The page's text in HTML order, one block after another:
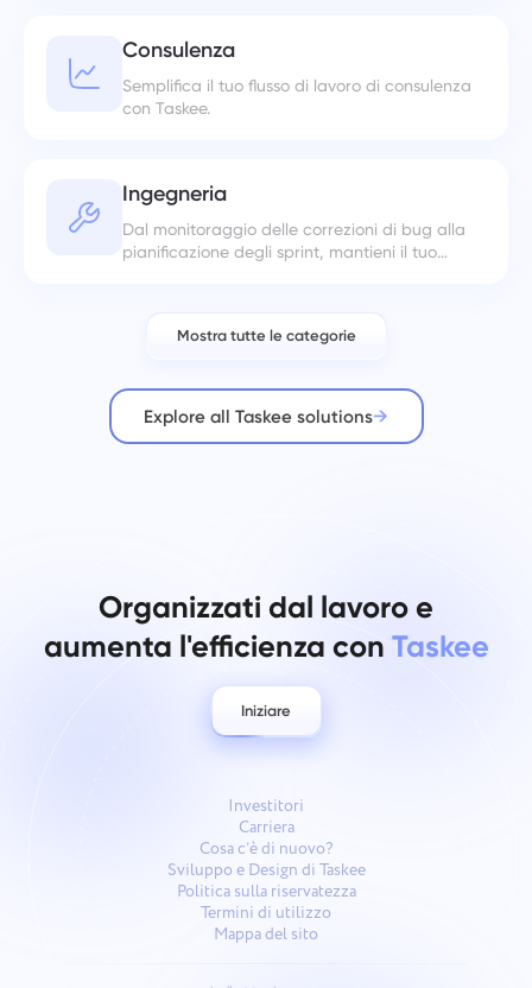
Consulenza
Semplifica il tuo flusso di lavoro di consulenza
con Taskee.
Ingegneria
Dal monitoraggio delle correzioni di bug alla
pianificazione degli sprint, mantieni il tuo
Mostra tutte le categorie
Explore all Taskee solutions
Organizzati dal lavoro e
aumenta l'efficienza con Taskee
Iniziare
Investitori
Carriera
Cosa c’è di nuovo?
Sviluppo e Design di Taskee
Politica sulla riservatezza
Termini di utilizzo
Mappa del sito